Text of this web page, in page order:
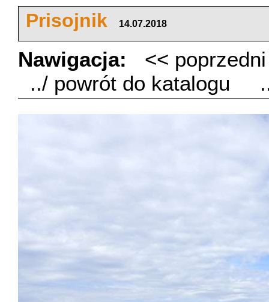
Prisojnik 14.07.2018
Nawigacja:
<<
../ powrót do katalogu